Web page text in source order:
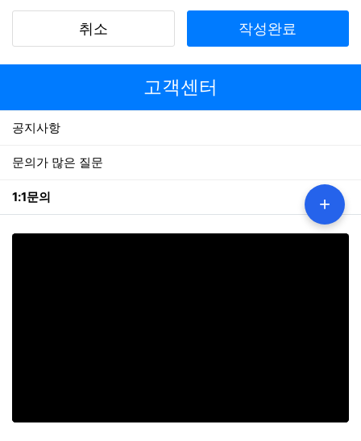
작성완료
취소
고객센터
공지사항
문의가 많은 질문
1:1문의 +